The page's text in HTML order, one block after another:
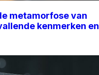
metamorfose van
kenmerken en